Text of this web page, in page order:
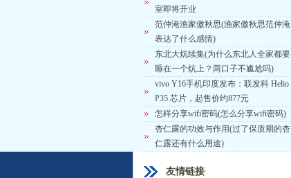
室即将开业
范仲淹渔家傲秋思(渔家傲秋思范仲淹
表达了什么感情)
东北大炕续集(为什么东北人全家都要
睡在一个炕上？两口子不尴尬吗)
vivo Y16手机印度发布：联发科 Helio
P35 芯片，起售价约877元
怎样分享wifi密码(怎么分享wifi密码)
杏仁露的功效与作用(过了保质期的杏
仁露还有什么用途)
友情链接